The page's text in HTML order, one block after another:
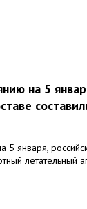
на 5
5 января,
летательный